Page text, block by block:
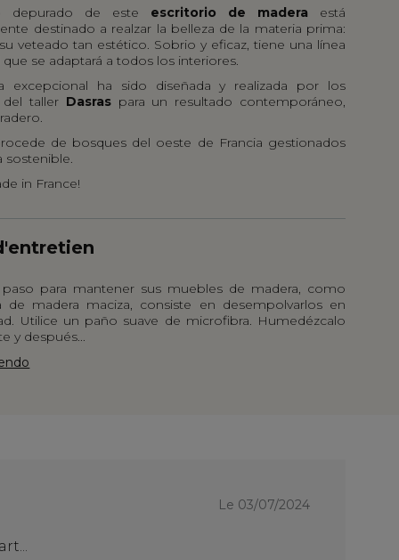
depurado de este escritorio de madera está
destinado a realzar la belleza de la materia prima:
veteado tan estético. Sobrio y eficaz, tiene una línea
se adaptará a todos los interiores.
excepcional ha sido diseñada y realizada por los
del taller Dasraspara un resultado contemporáneo,
de bosques del oeste de Francia gestionados
sostenible.
in France!
para mantener sus muebles de madera, como
de madera maciza, consiste en desempolvarlos en
Utilice un paño suave de microfibra. Humedézcalo
y después...
Le 03/07/2024